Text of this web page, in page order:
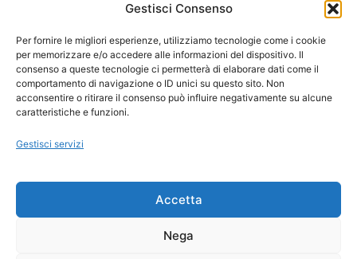
Gestisci Consenso
Per fornire le migliori esperienze, utilizziamo tecnologie come i cookie
per memorizzare e/o accedere alle informazioni del dispositivo. Il
consenso a queste tecnologie ci permetterà di elaborare dati come il
comportamento di navigazione o ID unici su questo sito. Non
acconsentire o ritirare il consenso può influire negativamente su alcune
caratteristiche e funzioni.
Gestisci servizi
Accetta
Nega
Ora Esatta in Italia in questo momento
Ti Senti Strano Ultimamente? Potrebbe Essere per
la Risonanza di Schumann
Come Sapere Se Stai Ascendendo alla Quinta
Copyright 2026 NotiziePlus.com
📰 Contenuto Umano Verificato